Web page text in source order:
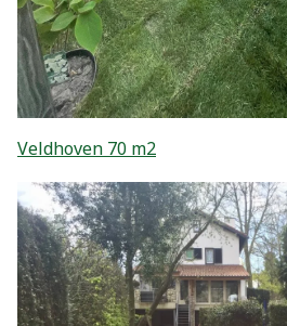
Veldhoven 70 m2